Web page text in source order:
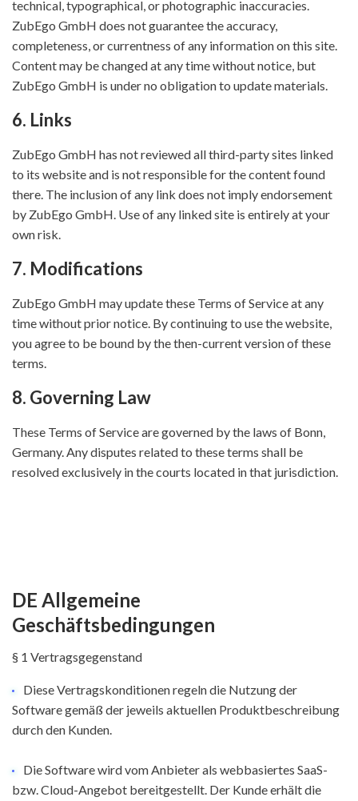
technical, typographical, or photographic inaccuracies.
ZubEgo GmbH does not guarantee the accuracy,
completeness, or currentness of any information on this site.
Content may be changed at any time without notice, but
ZubEgo GmbH is under no obligation to update materials.
6. Links
ZubEgo GmbH has not reviewed all third-party sites linked
to its website and is not responsible for the content found
there. The inclusion of any link does not imply endorsement
by ZubEgo GmbH. Use of any linked site is entirely at your
own risk.
7. Modifications
ZubEgo GmbH may update these Terms of Service at any
time without prior notice. By continuing to use the website,
you agree to be bound by the then-current version of these
terms.
8. Governing Law
These Terms of Service are governed by the laws of Bonn,
Germany. Any disputes related to these terms shall be
resolved exclusively in the courts located in that jurisdiction.
DE Allgemeine
Geschäftsbedingungen
§ 1 Vertragsgegenstand
Diese Vertragskonditionen regeln die Nutzung der
Software gemäß der jeweils aktuellen Produktbeschreibung
durch den Kunden.
Die Software wird vom Anbieter als webbasiertes SaaS-
bzw. Cloud-Angebot bereitgestellt. Der Kunde erhält die